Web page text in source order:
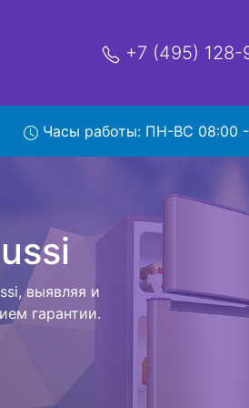
+7 (495) 128-
Часы работы: ПН-ВС 08:00
и деньги на
и
внутри
закончит с
конечная
услуг от
и